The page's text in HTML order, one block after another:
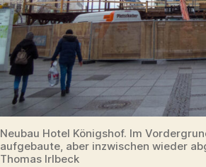
Neubau Hotel Königshof. Im
aufgebaute, aber inzwischen wieder
Thomas Irlbeck